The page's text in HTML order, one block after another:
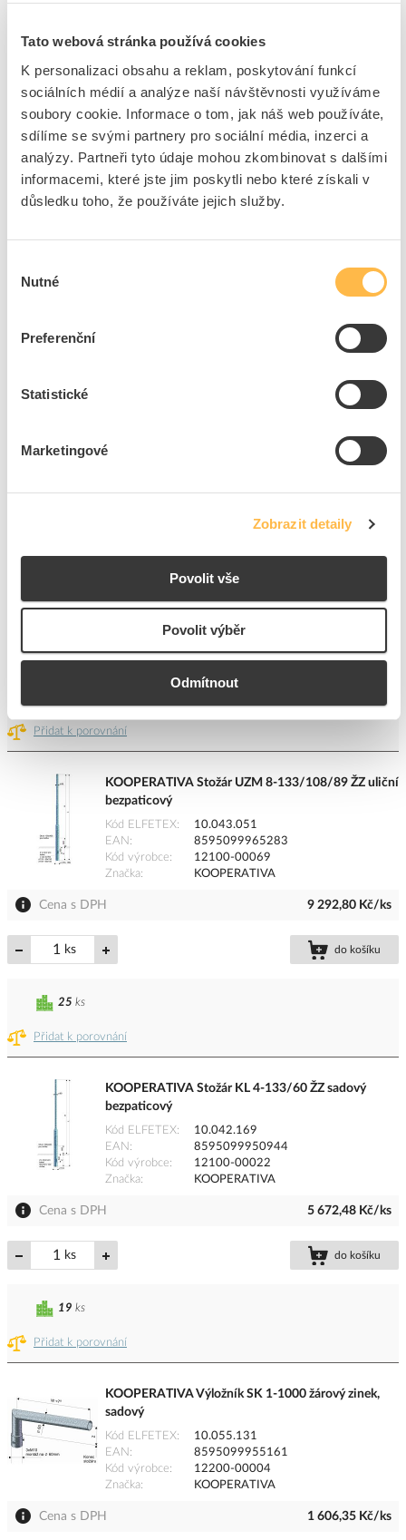
Tato webová stránka používá cookies
K personalizaci obsahu a reklam, poskytování funkcí
sociálních médií a analýze naší návštěvnosti využíváme
soubory cookie. Informace o tom, jak náš web používáte,
sdílíme se svými partnery pro sociální média, inzerci a
analýzy. Partneři tyto údaje mohou zkombinovat s dalšími
informacemi, které jste jim poskytli nebo které získali v
důsledku toho, že používáte jejich služby.
souhlasu
Nutné
Preferenční
Statistické
Marketingové
Zobrazit detaily
Povolit vše
Povolit výběr
Odmítnout
Cena s DPH 6 679,20 Kč/ks
Přidat k porovnání
AMAKO Stožár K 4 sadový bezpaticový, žárový zinek
6 253,28 Kč/ks
ks do košíku
27 ks
zinek
10.915.521
Cena s DPH 6 117,03 Kč/ks
Přidat k porovnání
KOOPERATIVA Stožár UZM 8-133/108/89 ŽZ uliční
bezpaticový
Kód ELFETEX
10.043.051
EAN
8595099965283
Kód výrobce
12100-00069
Značka
KOOPERATIVA
Cena s DPH 9 292,80 Kč/ks
ks do košíku
Přidat k porovnání
25 ks
KOOPERATIVA Stožár KL 4-133/60 ŽZ sadový
bezpaticový
Kód ELFETEX
10.042.169
EAN
8595099950944
Kód výrobce
12100-00022
Značka
KOOPERATIVA
Cena s DPH 5 672,48 Kč/ks
ks do košíku
Přidat k porovnání
19 ks
KOOPERATIVA Výložník SK 1-1000 žárový zinek,
sadový
Kód ELFETEX
10.055.131
EAN
8595099955161
Kód výrobce
12200-00004
Značka
KOOPERATIVA
Cena s DPH 1 606,35 Kč/ks